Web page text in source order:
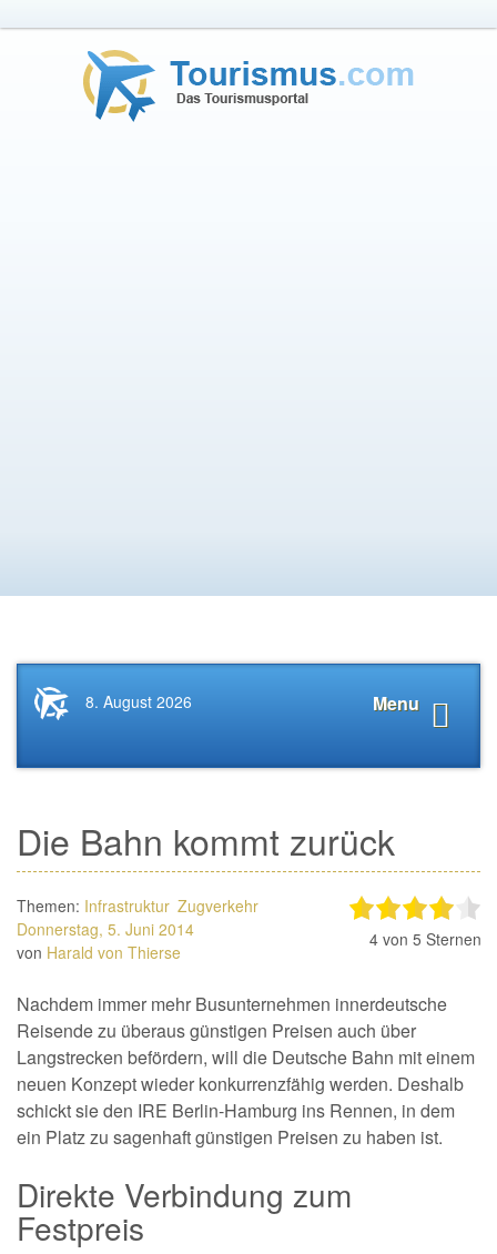
Startseite
News.Tourismus.com
Menu
8. August 2026
Die Bahn kommt zurück
Themen: Infrastruktur Zugverkehr
Donnerstag, 5. Juni 2014
von Harald von Thierse
4von 5 Sternen
Nachdem immer mehr Busunternehmen innerdeutsche
Reisende zu überaus günstigen Preisen auch über
Langstrecken befördern, will die Deutsche Bahn mit einem
neuen Konzept wieder konkurrenzfähig werden. Deshalb
schickt sie den IRE Berlin-Hamburg ins Rennen, in dem
ein Platz zu sagenhaft günstigen Preisen zu haben ist.
Direkte Verbindung zum
Festpreis